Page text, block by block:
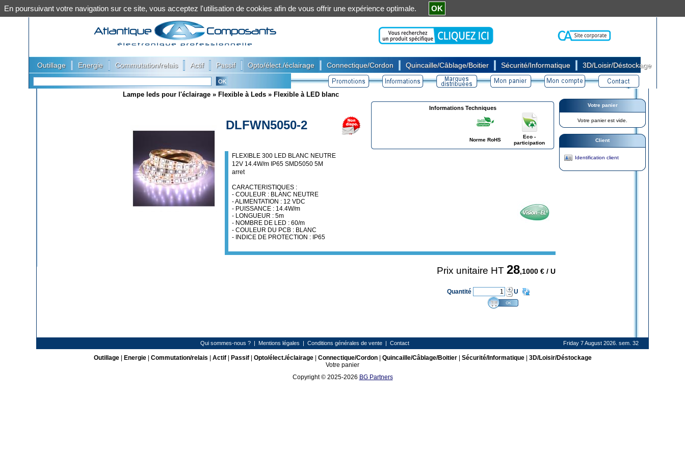
Outillage Energie Commutation/relais Actif Passif Opto/élect./éclairage Connectique/Cordon Quincaille/Câblage/Boitier Sécurité/Informatique 3D/Loisir/Déstockage
Lampe leds pour l'éclairage » Flexible à Leds » Flexible à LED blanc
DLFWN5050-2
Informations Techniques
Norme RoHS
Eco -
participation
FLEXIBLE 300 LED BLANC NEUTRE
12V 14.4W/m IP65 SMD5050 5M
arret
CARACTERISTIQUES :
- COULEUR : BLANC NEUTRE
- ALIMENTATION : 12 VDC
- PUISSANCE : 14.4W/m
- LONGUEUR : 5m
- NOMBRE DE LED : 60/m
- COULEUR DU PCB : BLANC
- INDICE DE PROTECTION : IP65
Prix unitaire HT 28,1000 € / U
Quantité U
Votre panier
Votre panier est vide.
Client
Identification client
Qui sommes-nous ? | Mentions légales | Conditions générales de vente | Contact Friday 7 August 2026. sem. 32
Outillage| Energie| Commutation/relais Actif| Passif| Opto/élect./éclairage| Connectique/Cordon| Quincaille/Câblage/Boitier| Sécurité/Informatique| 3D/Loisir/Déstockage
Votre panier
Copyright © 2025-2026 BG Partners
En poursuivant votre navigation sur ce site, vous acceptez l'utilisation de cookies afin de vous offrir une expérience optimale. OK